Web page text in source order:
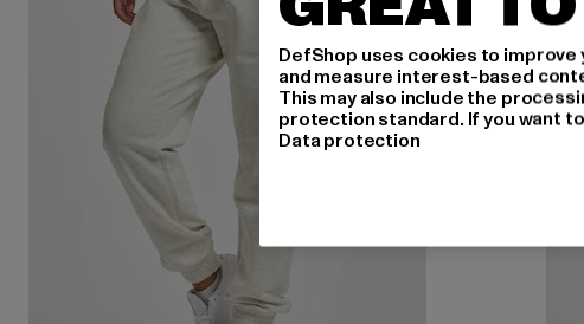
DefShop uses cookies to
and measure interest-based
This may also include the
protection standard. If you want
Data protection